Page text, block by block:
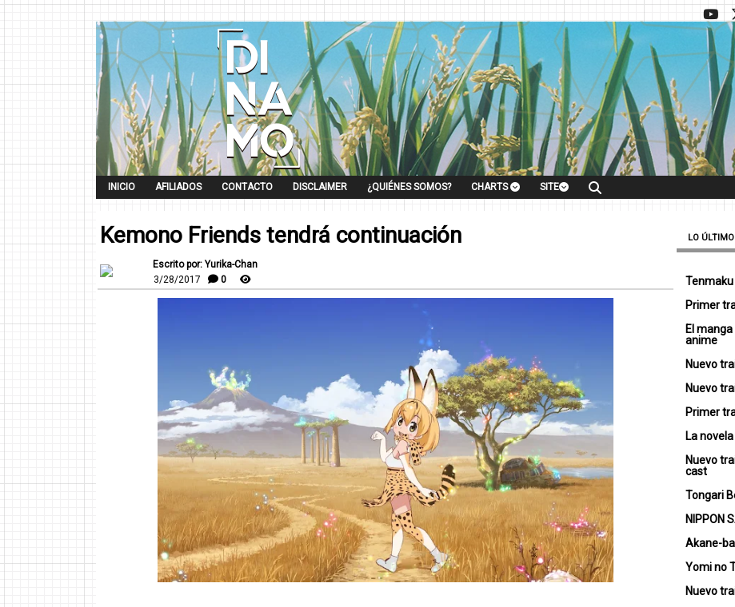
INICIO AFILIADOS CONTACTO DISCLAIMER ¿QUIÉNES SOMOS? CHARTS SITE
Kemono Friends tendrá continuación
Escrito por: Yurika-Chan
3/28/2017
0
LO ÚLTIMO
Primer
El
anime
Nuevo
Nuevo
Primer
La
Nuevo
cast
Tongari
NIPPON
Akane-
Yomi no
Nuevo